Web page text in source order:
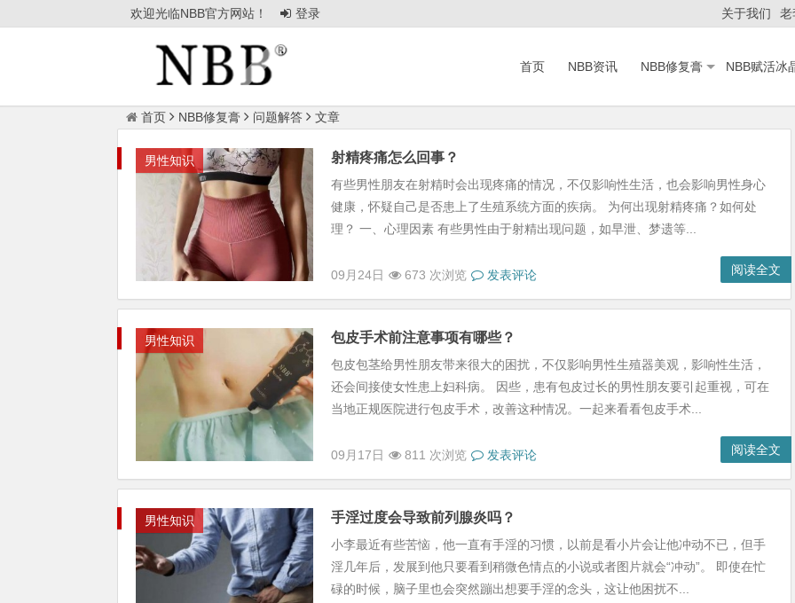
欢迎光临NBB官方网站！ 登录 关于我们 老
首页 NBB资讯 NBB修复膏 NBB赋活冰
首页 NBB修复膏 问题解答 文章
男性知识 射精疼痛怎么回事？
有些男性朋友在射精时会出现疼痛的情况，不仅影响性生活，也会影响男性身心
健康，怀疑自己是否患上了生殖系统方面的疾病。 为何出现射精疼痛？如何处
理？ 一、心理因素 有些男性由于射精出现问题，如早泄、梦遗等...
09月24日 673 次浏览 发表评论 阅读全文
男性知识 包皮手术前注意事项有哪些？
包皮包茎给男性朋友带来很大的困扰，不仅影响男性生殖器美观，影响性生活，
还会间接使女性患上妇科病。 因些，患有包皮过长的男性朋友要引起重视，可在
当地正规医院进行包皮手术，改善这种情况。一起来看看包皮手术...
09月17日 811 次浏览 发表评论 阅读全文
男性知识 手淫过度会导致前列腺炎吗？
小李最近有些苦恼，他一直有手淫的习惯，以前是看小片会让他冲动不已，但手
淫几年后，发展到他只要看到稍微色情点的小说或者图片就会“冲动”。 即使在忙
碌的时候，脑子里也会突然蹦出想要手淫的念头，这让他困扰不...